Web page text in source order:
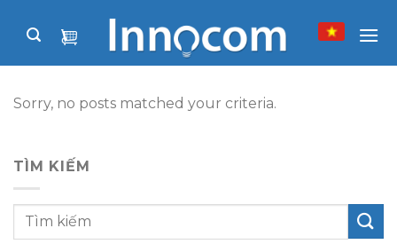
Sorry, no posts matched your criteria.
TÌM KIẾM